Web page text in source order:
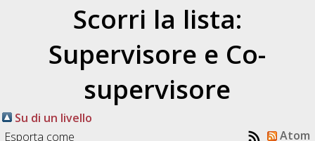
Scorri la lista:
Supervisore e Co-
supervisore
Su di un livello
Esporta come
Atom